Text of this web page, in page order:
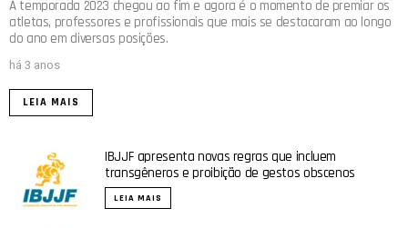
A temporada 2023 chegou ao fim e agora é o momento de premiar os
atletas, professores e profissionais que mais se destacaram ao longo
do ano em diversas posições.
há 3 anos
LEIA MAIS
IBJJF apresenta novas regras que incluem
transgêneros e proibição de gestos obscenos
LEIA MAIS